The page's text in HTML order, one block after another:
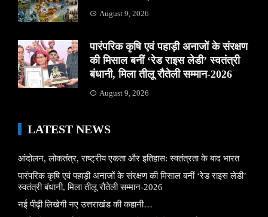
August 9, 2026
पारंपरिक कृषि एवं पहाड़ी अनाजों के संरक्षण
की मिसाल बनीं ‘रेड राइस लेडी’ स्वतंत्री
बंधानी, मिला तीलू रौतेली सम्मान-2026
August 9, 2026
LATEST NEWS
आंदोलन, लोकतंत्र, राष्ट्रीय एकता और इतिहास: स्वतंत्रता के बाद भारत
पारंपरिक कृषि एवं पहाड़ी अनाजों के संरक्षण की मिसाल बनीं ‘रेड राइस लेडी’
स्वतंत्री बंधानी, मिला तीलू रौतेली सम्मान-2026
नई पीढ़ी लिखेगी नए उत्तराखंड की कहानी…